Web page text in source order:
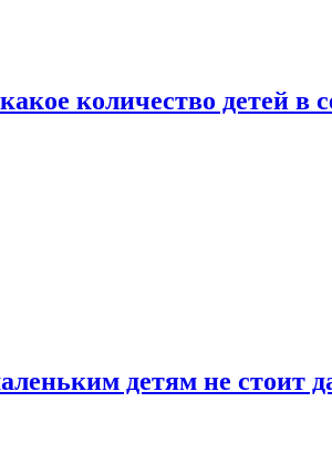
количество детей
детям не стоит